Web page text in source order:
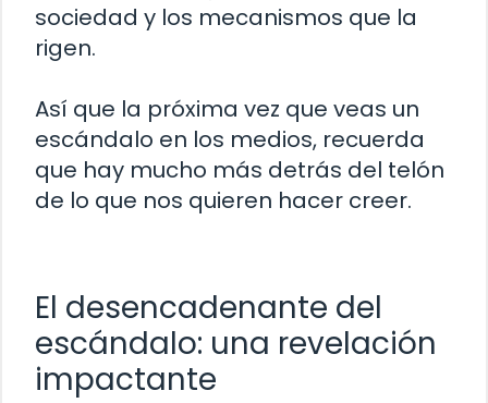
sociedad y los mecanismos que la
rigen.
Así que la próxima vez que veas un
escándalo en los medios, recuerda
que hay mucho más detrás del telón
de lo que nos quieren hacer creer.
El desencadenante del
escándalo: una revelación
impactante